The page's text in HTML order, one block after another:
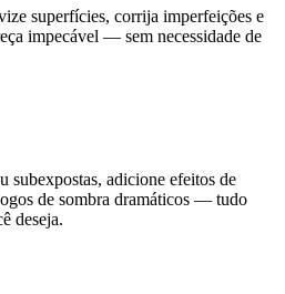
superfícies, corrija imperfeições e
impecável — sem necessidade de
subexpostas, adicione efeitos de
de sombra dramáticos — tudo
deseja.